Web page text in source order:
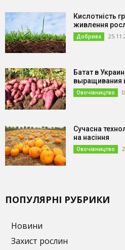
Кислотність
живлення
Добрива
Батат в
выращивания
Овочівництво
Сучасна
на насіння
Овочівництво
ПОПУЛЯРНІ РУБРИКИ
Новини
Захист рослин